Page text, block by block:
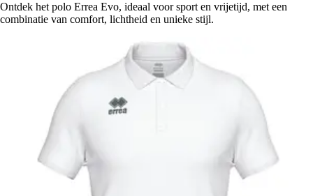
Ontdek het polo Errea Evo, ideaal voor sport en vrijetijd, met een
combinatie van comfort, lichtheid en unieke stijl.